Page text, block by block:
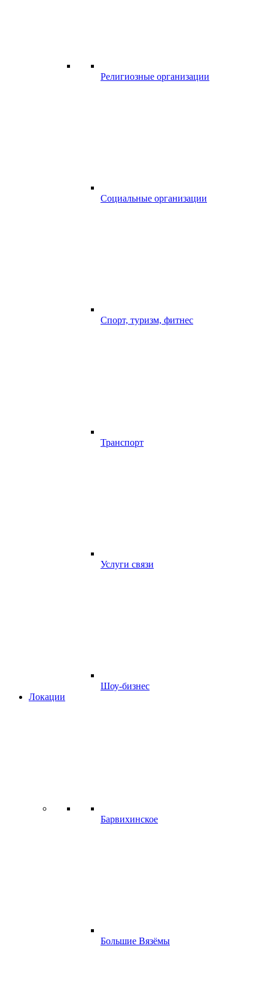
Религиозные организации
Социальные организации
Спорт, туризм, фитнес
Транспорт
Услуги связи
Шоу-бизнес
Локации
Барвихинское
Большие Вязёмы